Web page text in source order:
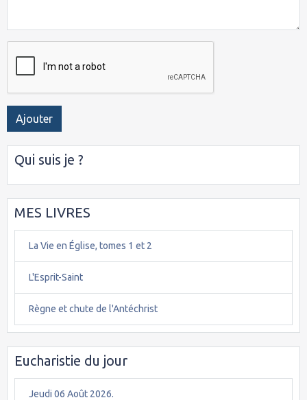
Ajouter
Qui suis je ?
MES LIVRES
La Vie en Église, tomes 1 et 2
L'Esprit-Saint
Règne et chute de l'Antéchrist
Eucharistie du jour
Jeudi 06 Août 2026.